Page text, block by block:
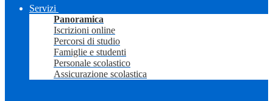
Servizi
Panoramica
Iscrizioni online
Percorsi di studio
Famiglie e studenti
Personale scolastico
Assicurazione scolastica